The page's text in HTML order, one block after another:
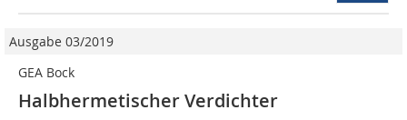
Ausgabe 03/2019
GEA Bock
Halbhermetischer Verdichter